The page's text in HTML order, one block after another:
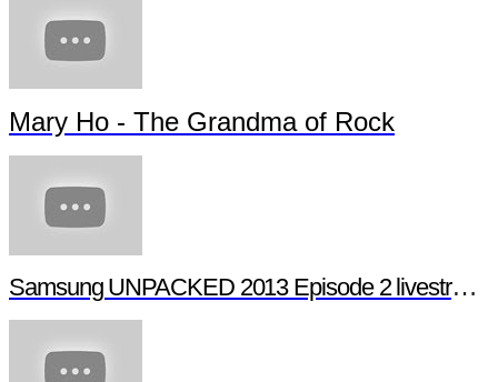
Mary Ho - The Grandma of Rock
Samsung UNPACKED 2013 Episode 2 livestream (full length)